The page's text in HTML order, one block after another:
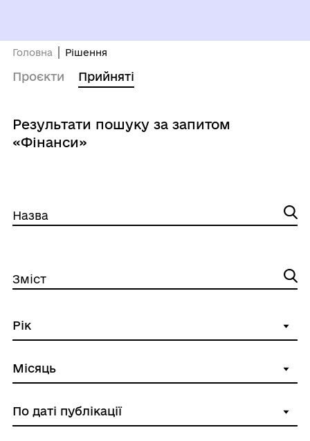
Головна Рішення
Проєкти Прийняті
Результати пошуку за запитом
«Фінанси»
Назва
Зміст